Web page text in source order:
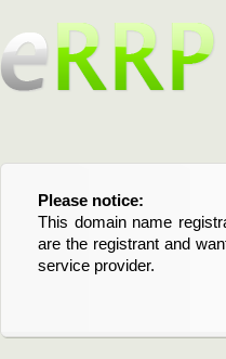
Please notice:
This domain name
are the registrant and
service provider.
Bitte beachten Sie:
Diese
Domain stehen an.
verlängern möchten,